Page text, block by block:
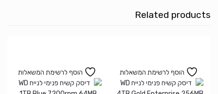
Related products
הוסף לרשימת המשאלות הוסף לרשימת המשאלות